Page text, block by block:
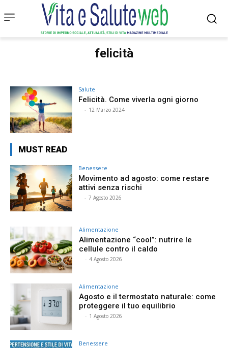
felicità
Salute
Felicità. Come viverla ogni giorno
- 12 Marzo 2024
MUST READ
Benessere
Movimento ad agosto: come restare
attivi senza rischi
- 7 Agosto 2026
Alimentazione
Alimentazione “cool”: nutrire le
cellule contro il caldo
- 4 Agosto 2026
Alimentazione
Agosto e il termostato naturale: come
proteggere il tuo equilibrio
- 1 Agosto 2026
Benessere